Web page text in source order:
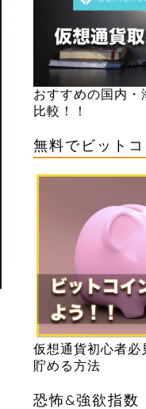
おすすめの国内・
比較！！
無料でビット
仮想通貨初心者必
貯める方法
恐怖&強欲指数